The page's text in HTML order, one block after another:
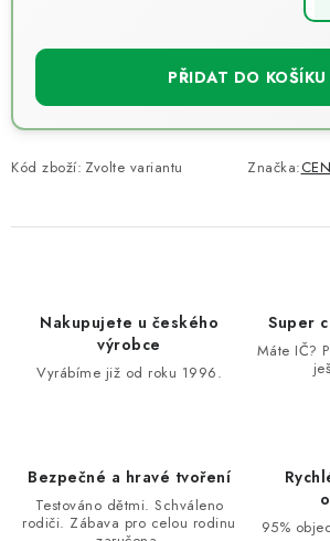
PŘIDAT DO KOŠÍKU
Kód zboží: Zvolte variantu Značka:
Nakupujete u českého
výrobce
Vyrábíme již od roku 1996.
Super
Máte IČ?
Bezpečné a hravé tvoření
Testováno dětmi. Schváleno
rodiči. Zábava pro celou rodinu
95%